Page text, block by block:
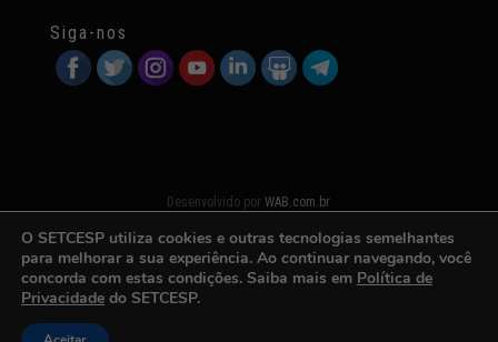
Siga-nos
Desenvolvido porWAB.com.br
O SETCESP utiliza cookies e outras tecnologias semelhantes
para melhorar a sua experiência. Ao continuar navegando, você
concorda com estas condições. Saiba mais em Política de
Privacidade do SETCESP.